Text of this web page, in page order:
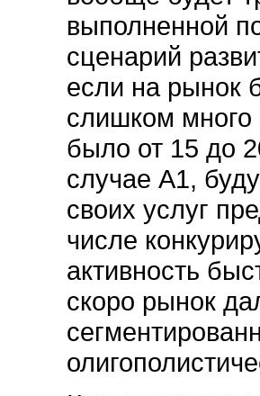
выполненной
сценарий
если на рынок
слишком много
было от 15 до
случае А1,
своих услуг
числе
активность
скоро рынок